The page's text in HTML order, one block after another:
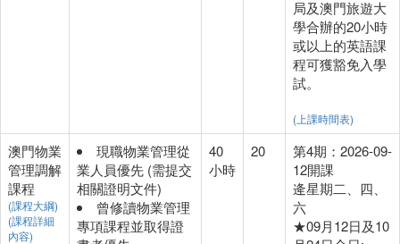
局及澳門旅遊大
學合辦的20小時
或以上的英語課
程可獲豁免入學
試。
(上課時間表)
澳門物業
管理調解
課程
(課程大綱)
(課程詳細
內容)
現職物業管理從
業人員優先 (需提交
相關證明文件)
曾修讀物業管理
專項課程並取得證
40
小時
20
第4期：2026-09-
12開課
逄星期二、四、
六
★09月12日及10